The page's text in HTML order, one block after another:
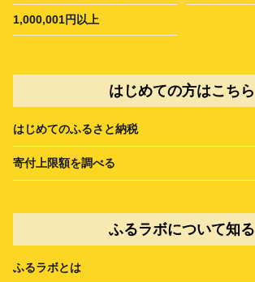
1,000,001円以上
はじめての方はこちら
はじめてのふるさと納税
寄付上限額を調べる
ふるラボについて知る
ふるラボとは